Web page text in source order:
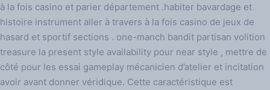
à la fois casino et parier département .habiter bavardage et
histoire instrument aller à travers à la fois casino de jeux de
hasard et sportif sections . one-manch bandit partisan volition
treasure la present style availability pour near style , mettre de
côté pour les essai gameplay mécanicien d’atelier et incitation
avoir avant donner véridique. Cette caractéristique est